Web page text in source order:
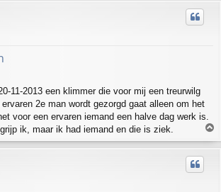
11-2013 een klimmer die voor mij een treurwilg
2e man wordt gezorgd gaat alleen om het
voor een ervaren iemand een halve dag werk is.
ik, maar ik had iemand en die is ziek.
o
p